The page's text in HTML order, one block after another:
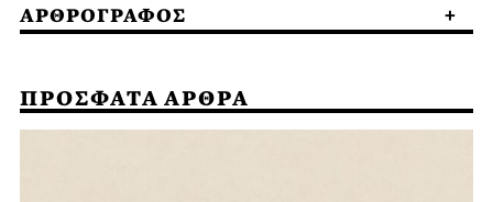
ΑΡΘΡΟΓΡΑΦΟΣ
ΠΡΟΣΦΑΤΑ ΑΡΘΡΑ